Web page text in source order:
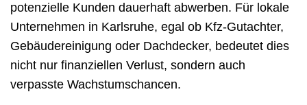
potenzielle Kunden dauerhaft abwerben. Für lokale
Unternehmen in Karlsruhe, egal ob Kfz-Gutachter,
Gebäudereinigung oder Dachdecker, bedeutet dies
nicht nur finanziellen Verlust, sondern auch
verpasste Wachstumschancen.